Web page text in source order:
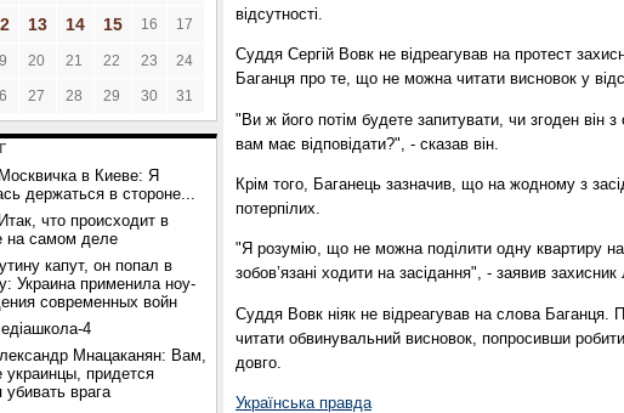
13 14 15 16 17
20 21 22 23 24
27 28 29 30 31
Москвичка в Киеве: Я
держаться в стороне...
Итак, что происходит в
на самом деле
капут, он попал в
Украина применила ноу-
современных войн
4
Мнацаканян: Вам,
украинцы, придется
убивать врага
відсутності.
Суддя Сергій Вовк не відреагував на протест
Баганця про те, що не можна читати висновок у
"Ви ж його потім будете запитувати, чи згоден він
вам має відповідати?", - сказав він.
Крім того, Баганець зазначив, що на жодному з
потерпілих.
"Я розумію, що не можна поділити одну квартиру
зобов’язані ходити на засідання", - заявив
Суддя Вовк ніяк не відреагував на слова Баганця.
читати обвинувальний висновок, попросивши
довго.
Українська правда